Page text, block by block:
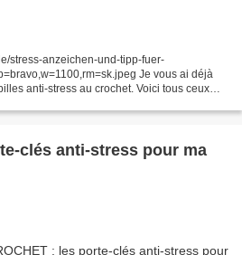
stress-anzeichen-und-tipp-fuer-
Je vous ai déjà
anti-stress au crochet. Voici tous ceux
clés anti-stress pour ma